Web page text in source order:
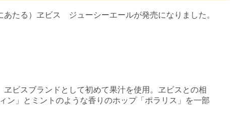
たる）ヱビス ジューシーエールが発売になりました。
ビスブランドとして初めて果汁を使用。ヱビスとの相
ン」とミントのような香りのホップ「ポラリス」を一部